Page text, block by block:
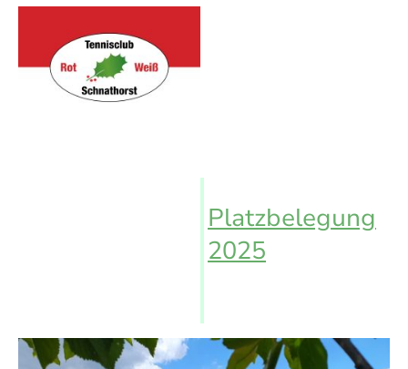
Platzbelegung
2025